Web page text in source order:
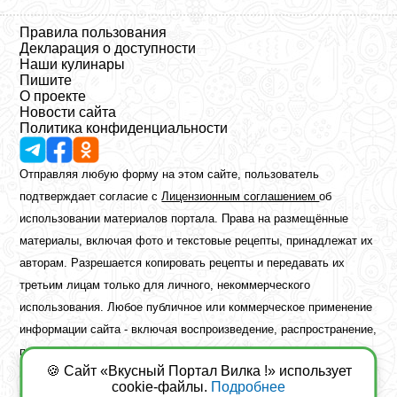
Правила пользования
Декларация о доступности
Наши кулинары
Пишите
О проекте
Новости сайта
Политика конфиденциальности
Отправляя любую форму на этом сайте, пользователь
подтверждает согласие сЛицензионным соглашениемоб
использовании материалов портала. Права на размещённые
материалы, включая фото и текстовые рецепты, принадлежат их
авторам. Разрешается копировать рецепты и передавать их
третьим лицам только для личного, некоммерческого
использования. Любое публичное или коммерческое применение
информации сайта - включая воспроизведение, распространение,
публикацию или обработку - возможно лишь при наличии
предварительного письменного разрешения правообладателя.
🍪 Сайт «Вкусный Портал Вилка !» использует
cookie-файлы. Подробнее